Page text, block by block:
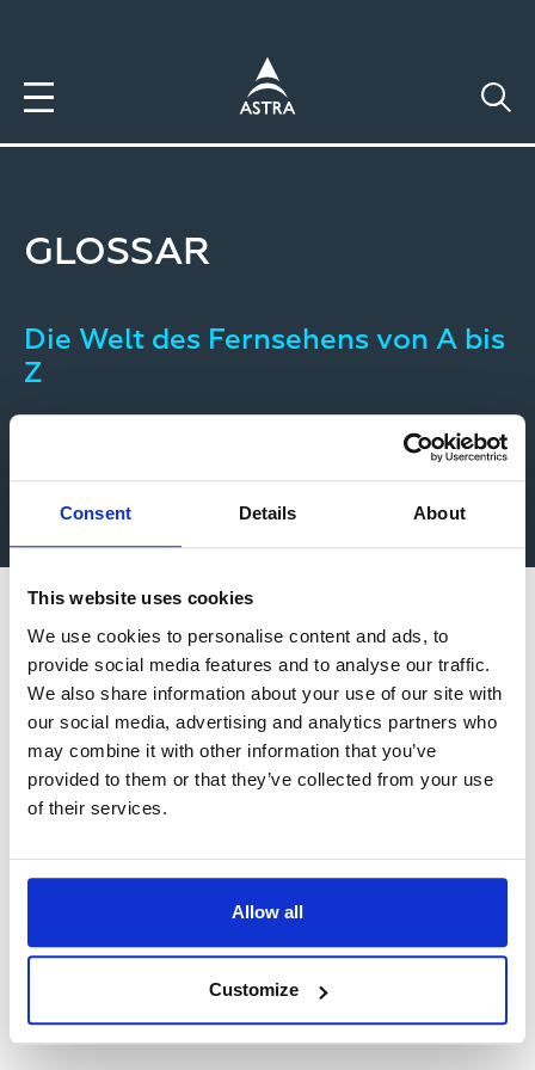
Consent Details About
This website uses cookies
We use cookies to personalise content and ads, to
provide social media features and to analyse our traffic.
We also share information about your use of our site with
our social media, advertising and analytics partners who
may combine it with other information that you’ve
provided to them or that they’ve collected from your use
of their services.
Allow all
Customize
GLOSSAR
Die Welt des Fernsehens von A bis
Z
Jetzt über die wichtigsten Begriffe
CA – Conditional ACCESS
Steht für Conditional ACCESS -
Zugriffkontrollsystem
Das Conditional ACCESS-System (CA)
kontrolliert den Zugriff des Nutzers auf
Leistungen und Programme, die aus
Gründen verschlüsselt sind.
CI – Common Interface
Schnittstellenverbindung für
Computersteckkarten (PCMCIA) im
Zugangsberechtigungssystems
(conditional access). Um den Nutzen des
Common Interface zu steigern, wurden
sieben Erweiterungen vorgeschlagen; die
CO Positionierung
Möglichkeit, mehrere Satelliten auf einer
gegebenen orbitalen Position zu
Weitere Informationen finden Sie auf der
SeiteAusrichtung Sat-Antenne.
Common Interface
Computersteckkarten (PCMCIA) im
Receiver zur Stützung des
(conditional access). Um den Nutzen des
Conditional Access
System, mit dem sich der Zugriff eines